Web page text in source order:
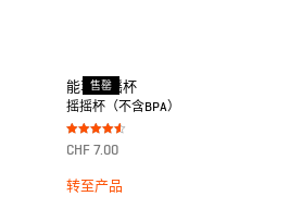
售罄
能萃摇摇杯
摇摇杯（不含BPA）
Bewertet
mit
von 5
CHF 7.00
转至产品